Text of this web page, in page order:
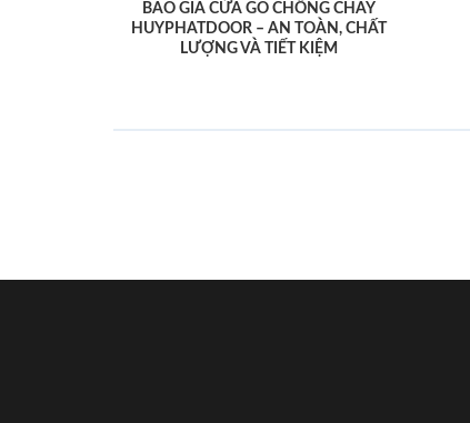
BÁO GIÁ CỬA GỖ CHỐNG CHÁY
HUYPHATDOOR – AN TOÀN, CHẤT
LƯỢNG VÀ TIẾT KIỆM